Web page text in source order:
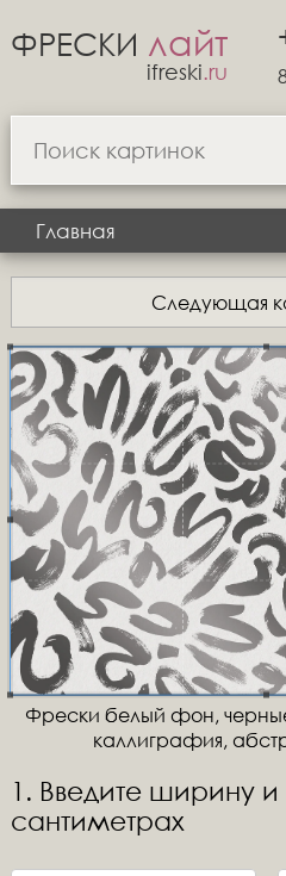
ФРЕСКИ лайт
ifreski.ru
Главная
Следующая
Фрески белый фон,
каллиграфия,
1. Введите ширину и
сантиметрах